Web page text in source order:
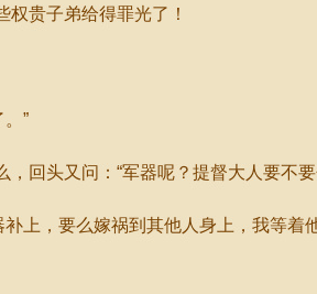
贵子弟给得罪光了！
”
头又问：“军器呢？提督大人要不
，要么嫁祸到其他人身上，我等着